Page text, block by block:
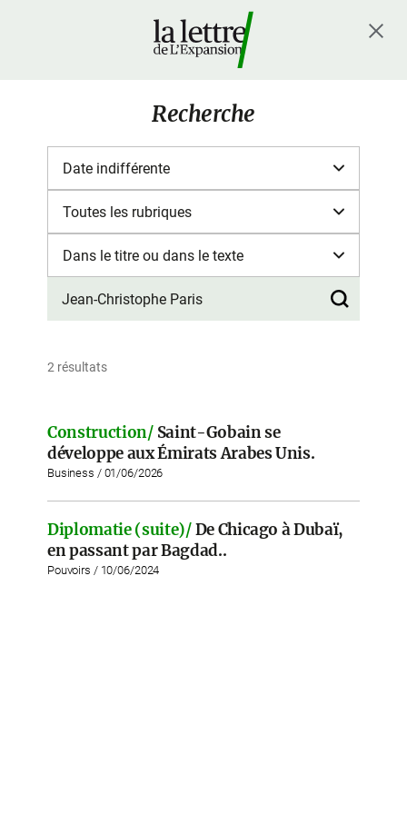
Recherche
2 résultats
Construction/ Saint-Gobain se
développe aux Émirats Arabes Unis.
Business / 01/06/2026
Diplomatie (suite)/ De Chicago à Dubaï,
en passant par Bagdad..
Pouvoirs / 10/06/2024